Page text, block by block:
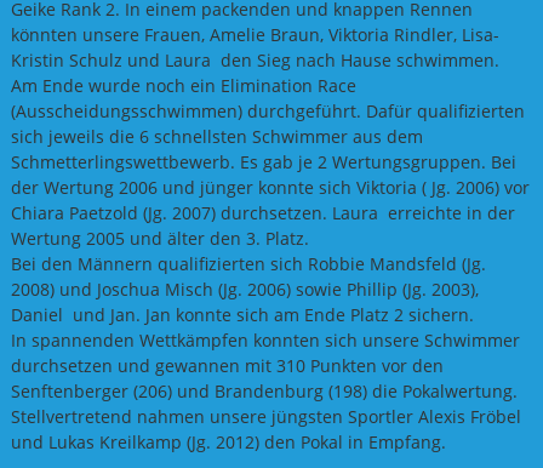
Geike Rank 2. In einem packenden und knappen Rennen
könnten unsere Frauen, Amelie Braun, Viktoria Rindler, Lisa-
Kristin Schulz und Laura den Sieg nach Hause schwimmen.
Am Ende wurde noch ein Elimination Race
(Ausscheidungsschwimmen) durchgeführt. Dafür qualifizierten
sich jeweils die 6 schnellsten Schwimmer aus dem
Schmetterlingswettbewerb. Es gab je 2 Wertungsgruppen. Bei
der Wertung 2006 und jünger konnte sich Viktoria ( Jg. 2006) vor
Chiara Paetzold (Jg. 2007) durchsetzen. Laura erreichte in der
Wertung 2005 und älter den 3. Platz.
Bei den Männern qualifizierten sich Robbie Mandsfeld (Jg.
2008) und Joschua Misch (Jg. 2006) sowie Phillip (Jg. 2003),
Daniel und Jan. Jan konnte sich am Ende Platz 2 sichern.
In spannenden Wettkämpfen konnten sich unsere Schwimmer
durchsetzen und gewannen mit 310 Punkten vor den
Senftenberger (206) und Brandenburg (198) die Pokalwertung.
Stellvertretend nahmen unsere jüngsten Sportler Alexis Fröbel
und Lukas Kreilkamp (Jg. 2012) den Pokal in Empfang.